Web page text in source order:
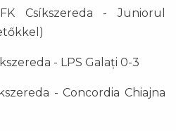
Csíkszereda - Juniorul
- LPS Galați 0-3
- Concordia Chiajna